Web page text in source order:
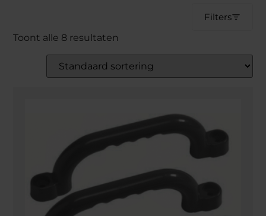
Filters
Toont alle 8 resultaten